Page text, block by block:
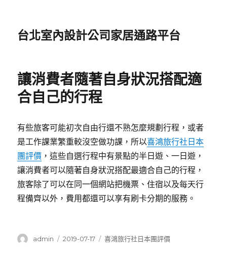
台北室內設計公司家居通路平台
讓消費者隨著自身狀況搭配適
合自己的行程
有些旅客可能初次自由行還不熟怎麼規劃行程，或者
是工作課業繁重較沒空做功課，所以喜鴻旅行社日本
團評價 ，這些自選行程中有景點的半日遊、一日遊，
讓消費者可以隨著自身狀況搭配最適合自己的行程，
旅客除了可以在同一個網站把機票、住宿以及每天行
程備齊以外，費用都還可以享有刷卡分期的服務。
作
admin
發
2019-07-17
分
喜鴻旅行社日本團評價